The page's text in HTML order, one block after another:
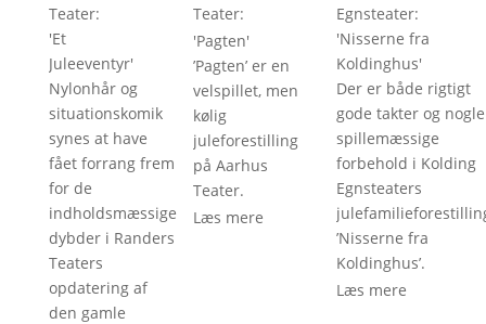
Teater:
'Et
Juleeventyr'
Nylonhår og
situationskomik
synes at have
fået forrang frem
for de
indholdsmæssige
dybder i Randers
Teaters
opdatering af
den gamle
Teater:
'Pagten'
’Pagten’ er en
velspillet, men
kølig
juleforestilling
på Aarhus
Teater.
Læs mere
Egnsteater:
'Nisserne fra
Koldinghus'
Der er både rigtigt
gode takter og nogle
spillemæssige
forbehold i Kolding
Egnsteaters
’Nisserne fra
Koldinghus’.
Læs mere